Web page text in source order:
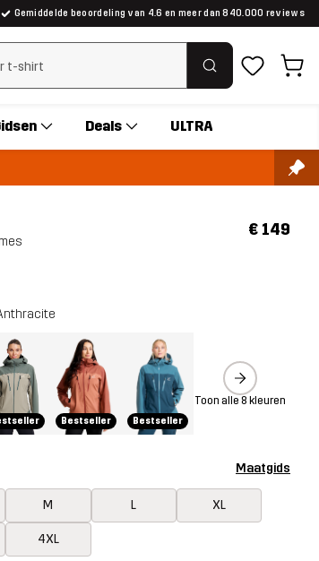
Gemiddelde beoordeling van 4.6 en meer dan 840.000 reviews
Deals ULTRA
€ 149
Bestseller Bestseller
Toon alle 8 kleuren
Maatgids
M L XL
4XL